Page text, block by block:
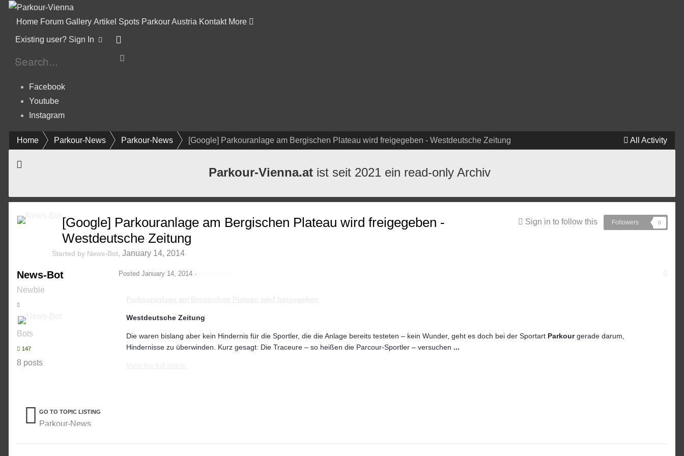
Home Forum Gallery Artikel Spots Parkour Austria Kontakt More
Existing user? Sign In
Facebook
Youtube
Instagram
All Activity
Home Parkour-News Parkour-News [Google] Parkouranlage am Bergischen Plateau wird freigegeben - Westdeutsche Zeitung
Parkour-Vienna.at ist seit 2021 ein read-only Archiv
Sign in to follow this Followers 0
[Google] Parkouranlage am Bergischen Plateau wird freigegeben -
Westdeutsche Zeitung
Started by News-Bot, January 14, 2014
News-Bot
Newbie
Bots
147
8 posts
Posted January 14, 2014 ·
Westdeutsche Zeitung
Die waren bislang aber kein Hindernis für die Sportler, die die Anlage bereits testeten – kein Wunder, geht es doch bei der Sportart Parkourgerade darum,
Hindernisse zu überwinden. Kurz gesagt: Die Traceure – so heißen die Parcour-Sportler – versuchen ...
GO TO TOPIC LISTING
Parkour-News